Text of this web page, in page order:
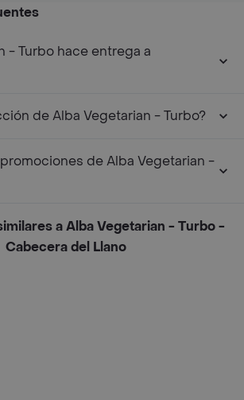
- Turbo hace entrega a
de Alba Vegetarian - Turbo?
de Alba Vegetarian -
a Alba Vegetarian - Turbo -
Cabecera del Llano